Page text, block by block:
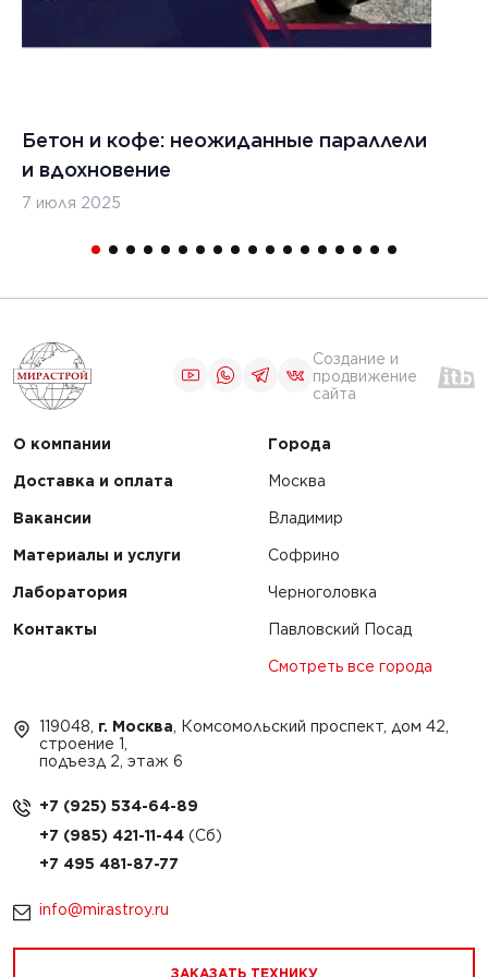
Бетон и кофе: неожиданные параллели
и вдохновение
7 июля 2025
Создание и
продвижение
сайта
О компании
Доставка и оплата
Вакансии
Материалы и услуги
Лаборатория
Контакты
Города
Москва
Владимир
Софрино
Черноголовка
Павловский Посад
Смотреть все города
119048, г. Москва , Комсомольский проспект, дом 42,
строение 1,
подъезд 2, этаж 6
+7 (925) 534-64-89
+7 (985) 421-11-44
+7 495 481-87-77
info@mirastroy.ru
ЗАКАЗАТЬ ТЕХНИКУ